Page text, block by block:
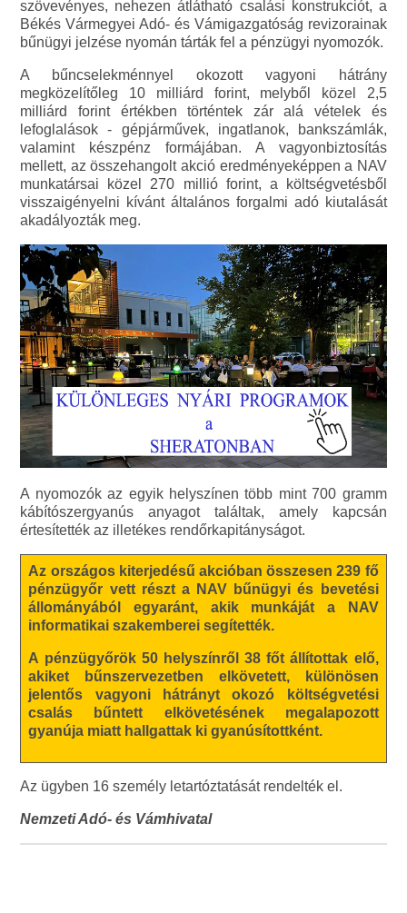
szövevényes, nehezen átlátható csalási konstrukciót, a
Békés Vármegyei Adó- és Vámigazgatóság revizorainak
bűnügyi jelzése nyomán tárták fel a pénzügyi nyomozók.
A bűncselekménnyel okozott vagyoni hátrány
megközelítőleg 10 milliárd forint, melyből közel 2,5
milliárd forint értékben történtek zár alá vételek és
lefoglalások - gépjárművek, ingatlanok, bankszámlák,
valamint készpénz formájában. A vagyonbiztosítás
mellett, az összehangolt akció eredményeképpen a NAV
munkatársai közel 270 millió forint, a költségvetésből
visszaigényelni kívánt általános forgalmi adó kiutalását
akadályozták meg.
A nyomozók az egyik helyszínen több mint 700 gramm
kábítószergyanús anyagot találtak, amely kapcsán
értesítették az illetékes rendőrkapitányságot.
Az országos kiterjedésű akcióban összesen 239 fő
pénzügyőr vett részt a NAV bűnügyi és bevetési
állományából egyaránt, akik munkáját a NAV
informatikai szakemberei segítették.
A pénzügyőrök 50 helyszínről 38 főt állítottak elő,
akiket bűnszervezetben elkövetett, különösen
jelentős vagyoni hátrányt okozó költségvetési
csalás bűntett elkövetésének megalapozott
gyanúja miatt hallgattak ki gyanúsítottként.
Az ügyben 16 személy letartóztatását rendelték el.
Nemzeti Adó- és Vámhivatal